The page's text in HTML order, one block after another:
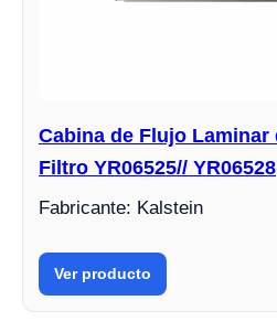
Cabina de Flujo
Filtro YR06525// YR06528
Fabricante: Kalstein
Ver producto